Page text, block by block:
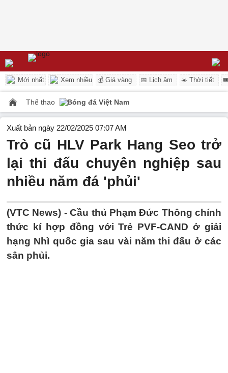
Mới nhất Xem nhiều 💰 Giá vàng 📅 Lịch âm ☀️ Thời tiết
Thể thao Bóng đá Việt Nam
Xuất bản ngày 22/02/2025 07:07 AM
Trò cũ HLV Park Hang Seo trở
lại thi đấu chuyên nghiệp sau
nhiều năm đá 'phủi'
(VTC News) -Cầu thủ Phạm Đức Thông chính
thức kí hợp đồng với Trẻ PVF-CAND ở giải
hạng Nhì quốc gia sau vài năm thi đấu ở các
sân phủi.